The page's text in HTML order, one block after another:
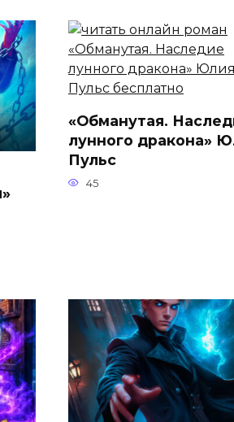
«Обманутая.
лунного дракона»
Пульс
45